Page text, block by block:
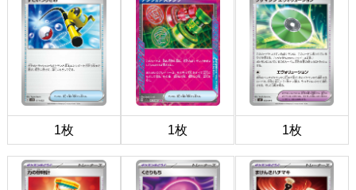
1枚 1枚 1枚